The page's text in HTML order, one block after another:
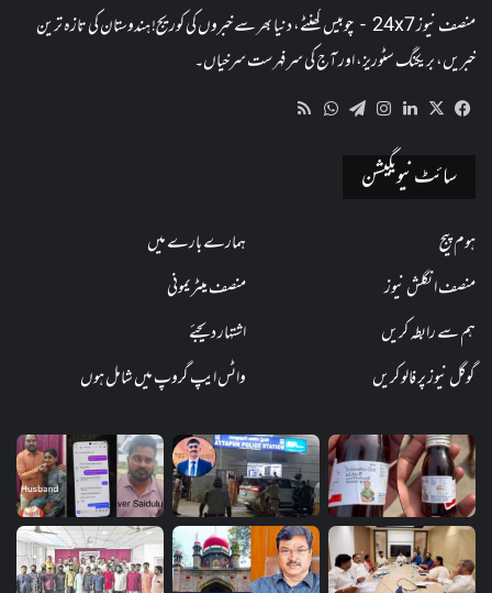
منصف نیوز 24x7 - چوبیس گھنٹے، دنیا بھر سے خبروں کی کوریج! ہندوستان کی تازہ ترین
خبریں، بریکنگ سٹوریز، اور آج کی سرفہرست سرخیاں۔
Facebook
X
LinkedIn
Instagram
Telegram
WhatsApp
سائٹ نیویگیشن
ہوم پیج
ہمارے بارے میں
منصف انگلش نیوز
منصف میٹریمونی
ہم سے رابطہ کریں
اشتہار دیجئے
گوگل نیوز پر فالو کریں
واٹس ایپ گروپ میں شامل ہوں